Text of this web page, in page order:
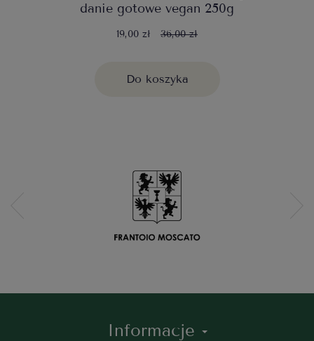
danie gotowe vegan 250g
19,00 zł 36,00 zł
Do koszyka
Informacje